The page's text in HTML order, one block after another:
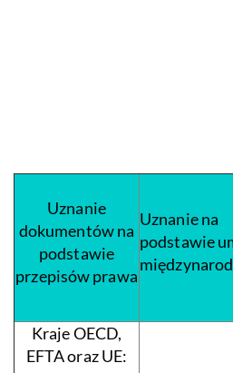
Uznanie
dokumentów na
podstawie
przepisów prawa
Uznanie na
podstawie
Kraje OECD,
EFTA oraz UE: